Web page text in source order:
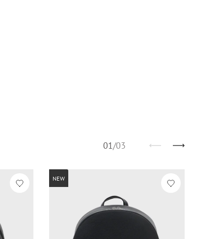
01/03
NEW